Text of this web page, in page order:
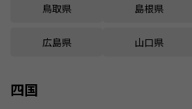
鳥取県 島根県
広島県 山口県
四国